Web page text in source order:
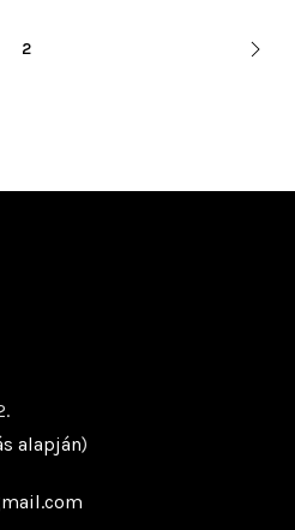
2
alapján)